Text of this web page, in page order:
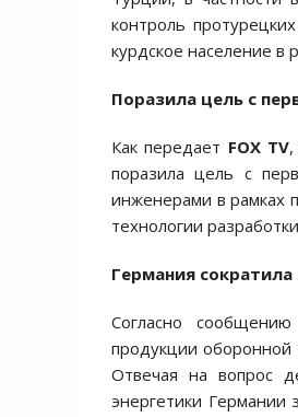
контроль
курдское население в
Поразила цель с
Как передает FOX TV,
поразила цель с
инженерами в рамках
технологии
Германия
Согласно
продукции оборонной
Отвечая на вопрос
энергетики Германии